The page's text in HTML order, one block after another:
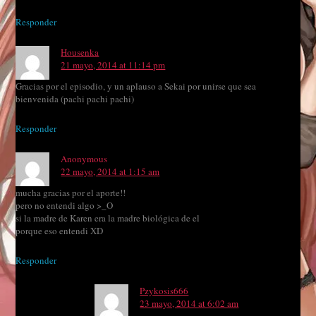
Responder
Housenka
21 mayo, 2014 at 11:14 pm
Gracias por el episodio, y un aplauso a Sekai por unirse que sea
bienvenida (pachi pachi pachi)
Responder
Anonymous
22 mayo, 2014 at 1:15 am
mucha gracias por el aporte!!
pero no entendi algo >_O
si la madre de Karen era la madre biológica de el
porque eso entendi XD
Responder
Pzykosis666
23 mayo, 2014 at 6:02 am